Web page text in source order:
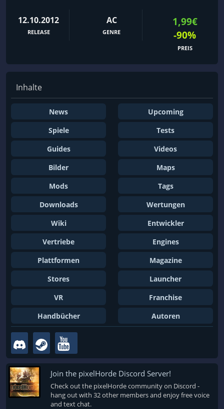
12.10.2012
RELEASE
AC
GENRE
1,99€
-90%
PREIS
Inhalte
News
Upcoming
Spiele
Tests
Guides
Videos
Bilder
Maps
Mods
Tags
Downloads
Wertungen
Wiki
Entwickler
Vertriebe
Engines
Plattformen
Magazine
Stores
Launcher
VR
Franchise
Handbücher
Autoren
Join the pixelHorde Discord Server!
Check out the pixelHorde community on Discord -
hang out with 32 other members and enjoy free voice
and text chat.